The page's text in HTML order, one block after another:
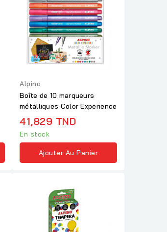
Alpino
Boîte de 10 marqueurs
métalliques Color Experience
41,829 TND
En stock
Ajouter Au Panier